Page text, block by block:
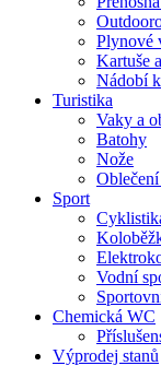
Plynové
Kartuše
Nádobí
Turistika
Vaky a
Batohy
Nože
Sport
Vodní
Chemická WC
Výprodej stanů